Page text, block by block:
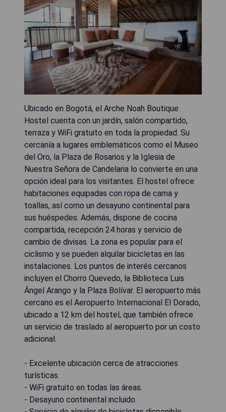
Ubicado en Bogotá, el Arche Noah Boutique
Hostel cuenta con un jardín, salón compartido,
terraza y WiFi gratuito en toda la propiedad. Su
cercanía a lugares emblemáticos como el Museo
del Oro, la Plaza de Rosarios y la Iglesia de
Nuestra Señora de Candelaria lo convierte en una
opción ideal para los visitantes. El hostel ofrece
habitaciones equipadas con ropa de cama y
toallas, así como un desayuno continental para
sus huéspedes. Además, dispone de cocina
compartida, recepción 24 horas y servicio de
cambio de divisas. La zona es popular para el
ciclismo y se pueden alquilar bicicletas en las
instalaciones. Los puntos de interés cercanos
incluyen el Chorro Quevedo, la Biblioteca Luis
Ángel Arango y la Plaza Bolívar. El aeropuerto más
cercano es el Aeropuerto Internacional El Dorado,
ubicado a 12 km del hostel, que también ofrece
un servicio de traslado al aeropuerto por un costo
adicional.
- Excelente ubicación cerca de atracciones
turísticas.
- WiFi gratuito en todas las áreas.
- Desayuno continental incluido.